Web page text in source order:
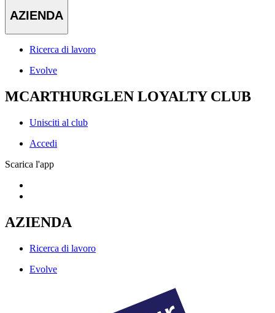
AZIENDA
Ricerca di lavoro
Evolve
MCARTHURGLEN LOYALTY CLUB
Unisciti al club
Accedi
Scarica l'app
AZIENDA
Ricerca di lavoro
Evolve